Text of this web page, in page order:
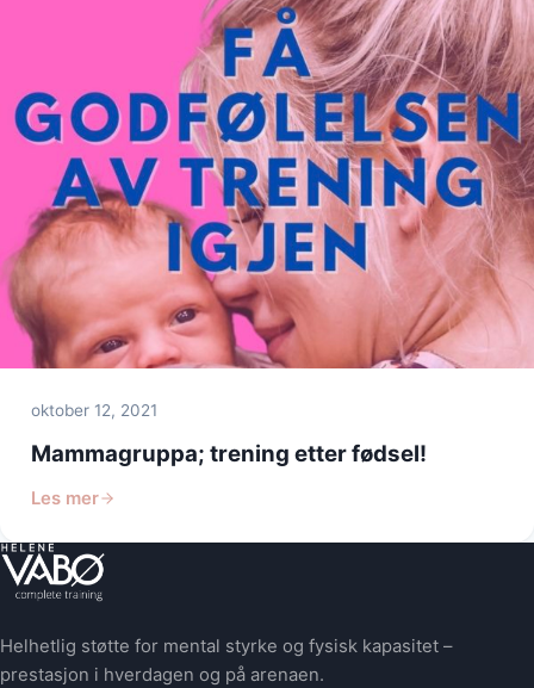
oktober 12, 2021
Mammagruppa; trening etter fødsel!
Les mer
Helhetlig støtte for mental styrke og fysisk kapasitet –
prestasjon i hverdagen og på arenaen.